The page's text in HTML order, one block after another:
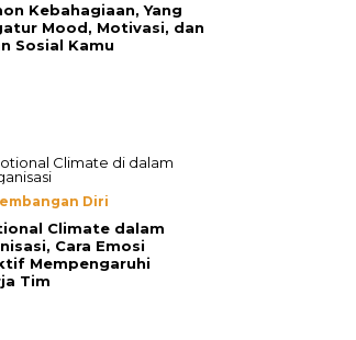
Kebahagiaan, Yang
Mood, Motivasi, dan
Sosial Kamu
Diri
Climate dalam
Cara Emosi
Mempengaruhi
Tim